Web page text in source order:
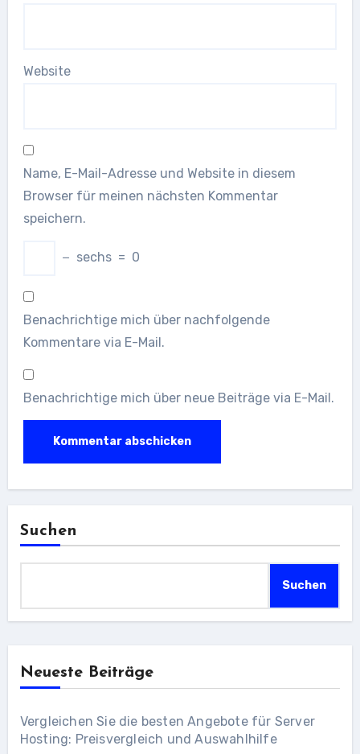
Website
Name, E-Mail-Adresse und Website in diesem
Browser für meinen nächsten Kommentar
speichern.
− sechs = 0
Benachrichtige mich über nachfolgende
Kommentare via E-Mail.
Benachrichtige mich über neue Beiträge via E-Mail.
Suchen
Suchen
Neueste Beiträge
Vergleichen Sie die besten Angebote für Server
Hosting: Preisvergleich und Auswahlhilfe